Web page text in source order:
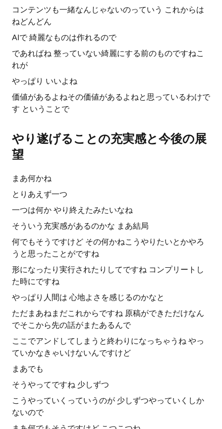
コンテンツも一緒なんじゃないのっていう これからは
ねどんどん
AIで 綺麗なものは作れるので
であればね 整っていない綺麗にする前のものですねこ
れが
やっぱり いいよね
価値があるよねその価値があるよねと思っているわけで
す ということで
やり遂げることの充実感と今後の展
望
まあ何かね
とりあえず一つ
一つは何か やり終えたみたいなね
そういう充実感があるのかな まあ結局
何でもそうですけど その何かねこうやりたいとかやろ
うと思ったことがですね
形になったり実行されたりしてですね コンプリートし
た時にですね
やっぱり人間は 心地よさを感じるのかなと
ただまあねまだこれからですね 原稿ができただけなん
でそこから先の話がまたあるんで
ここでアンドしてしまうと終わりになっちゃうね やっ
ていかなきゃいけないんですけど
まあでも
そうやってですね 少しずつ
こうやっていくっていうのが 少しずつやっていくしか
ないので